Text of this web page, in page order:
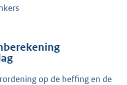
op de heffing en de